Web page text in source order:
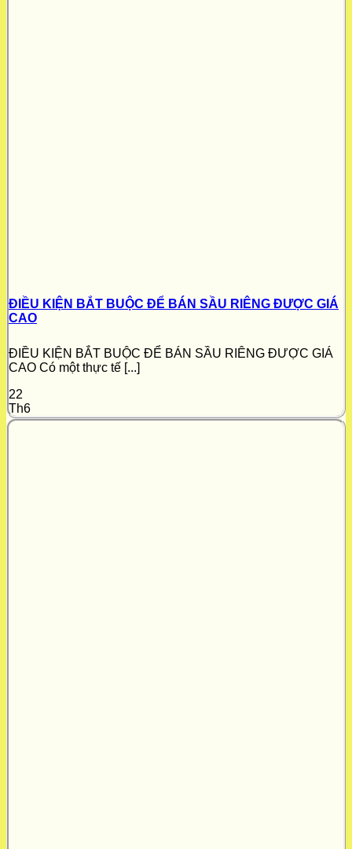
ĐIỀU KIỆN BẮT BUỘC ĐỂ BÁN SẦU RIÊNG ĐƯỢC GIÁ
CAO
ĐIỀU KIỆN BẮT BUỘC ĐỂ BÁN SẦU RIÊNG ĐƯỢC GIÁ
CAO Có một thực tế [...]
22
Th6